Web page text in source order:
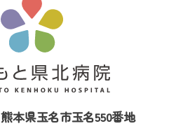
熊本県玉名市玉名550番地